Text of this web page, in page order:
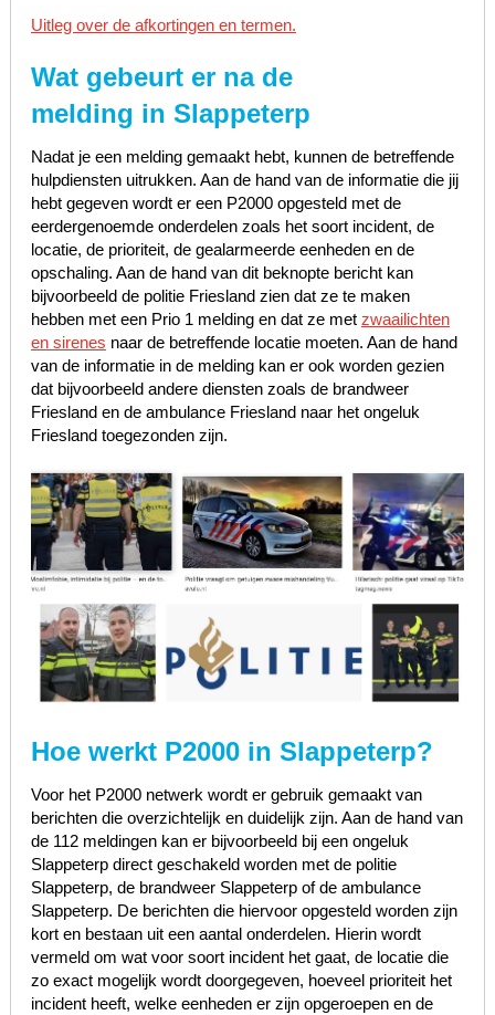
Uitleg over de afkortingen en termen.
Wat gebeurt er na de
melding in Slappeterp
Nadat je een melding gemaakt hebt, kunnen de betreffende
hulpdiensten uitrukken. Aan de hand van de informatie die jij
hebt gegeven wordt er een P2000 opgesteld met de
eerdergenoemde onderdelen zoals het soort incident, de
locatie, de prioriteit, de gealarmeerde eenheden en de
opschaling. Aan de hand van dit beknopte bericht kan
bijvoorbeeld de politie Friesland zien dat ze te maken
hebben met een Prio 1 melding en dat ze met zwaailichten
en sirenes naar de betreffende locatie moeten. Aan de hand
van de informatie in de melding kan er ook worden gezien
dat bijvoorbeeld andere diensten zoals de brandweer
Friesland en de ambulance Friesland naar het ongeluk
Friesland toegezonden zijn.
Hoe werkt P2000 in Slappeterp?
Voor het P2000 netwerk wordt er gebruik gemaakt van
berichten die overzichtelijk en duidelijk zijn. Aan de hand van
de 112 meldingen kan er bijvoorbeeld bij een ongeluk
Slappeterp direct geschakeld worden met de politie
Slappeterp, de brandweer Slappeterp of de ambulance
Slappeterp. De berichten die hiervoor opgesteld worden zijn
kort en bestaan uit een aantal onderdelen. Hierin wordt
vermeld om wat voor soort incident het gaat, de locatie die
zo exact mogelijk wordt doorgegeven, hoeveel prioriteit het
incident heeft, welke eenheden er zijn opgeroepen en de